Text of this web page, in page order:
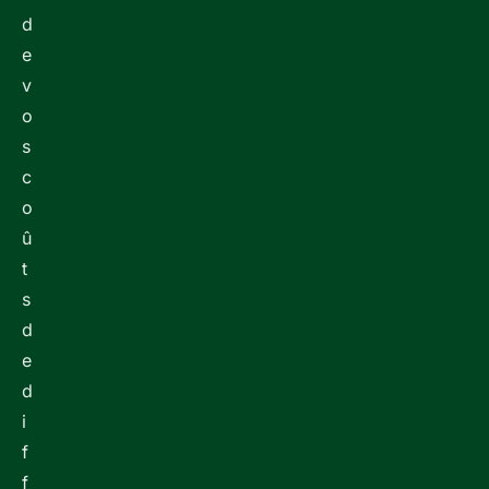
d
e
v
o
s
c
o
û
t
s
d
e
d
i
f
f